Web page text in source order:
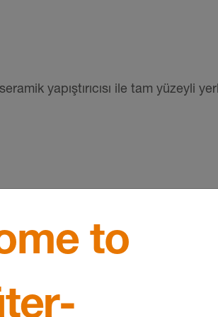
yapıştırıcısı ile tam yüzeyli
to